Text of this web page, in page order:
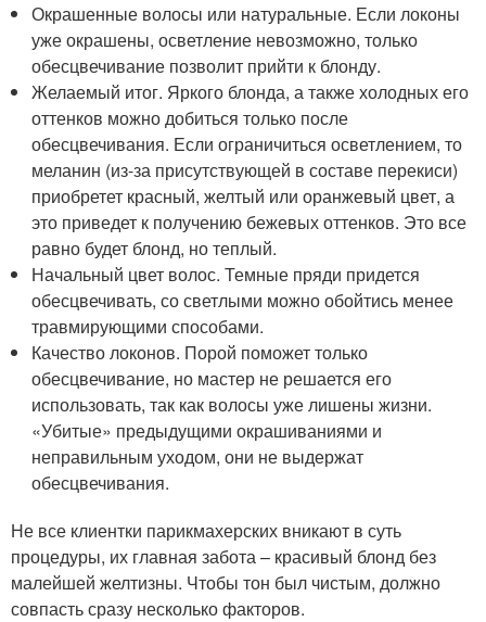
Окрашенные волосы или натуральные. Если локоны
уже окрашены, осветление невозможно, только
обесцвечивание позволит прийти к блонду.
Желаемый итог. Яркого блонда, а также холодных его
оттенков можно добиться только после
обесцвечивания. Если ограничиться осветлением, то
меланин (из-за присутствующей в составе перекиси)
приобретет красный, желтый или оранжевый цвет, а
это приведет к получению бежевых оттенков. Это все
равно будет блонд, но теплый.
Начальный цвет волос. Темные пряди придется
обесцвечивать, со светлыми можно обойтись менее
травмирующими способами.
Качество локонов. Порой поможет только
обесцвечивание, но мастер не решается его
использовать, так как волосы уже лишены жизни.
«Убитые» предыдущими окрашиваниями и
неправильным уходом, они не выдержат
обесцвечивания.
Не все клиентки парикмахерских вникают в суть
процедуры, их главная забота – красивый блонд без
малейшей желтизны. Чтобы тон был чистым, должно
совпасть сразу несколько факторов.